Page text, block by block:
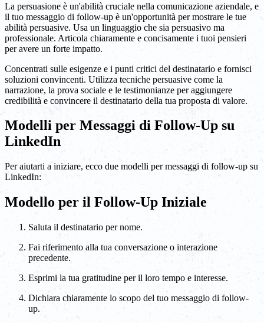
La persuasione è un'abilità cruciale nella comunicazione aziendale, e
il tuo messaggio di follow-up è un'opportunità per mostrare le tue
abilità persuasive. Usa un linguaggio che sia persuasivo ma
professionale. Articola chiaramente e concisamente i tuoi pensieri
per avere un forte impatto.
Concentrati sulle esigenze e i punti critici del destinatario e fornisci
soluzioni convincenti. Utilizza tecniche persuasive come la
narrazione, la prova sociale e le testimonianze per aggiungere
credibilità e convincere il destinatario della tua proposta di valore.
Modelli per Messaggi di Follow-Up su
LinkedIn
Per aiutarti a iniziare, ecco due modelli per messaggi di follow-up su
LinkedIn:
Modello per il Follow-Up Iniziale
Saluta il destinatario per nome.
Fai riferimento alla tua conversazione o interazione
precedente.
Esprimi la tua gratitudine per il loro tempo e interesse.
Dichiara chiaramente lo scopo del tuo messaggio di follow-
up.